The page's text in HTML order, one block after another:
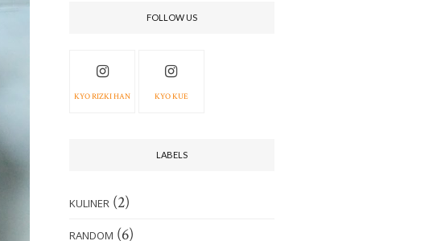
FOLLOW US
KYO RIZKI HAN KYO KUE
LABELS
KULINER (2)
RANDOM (6)